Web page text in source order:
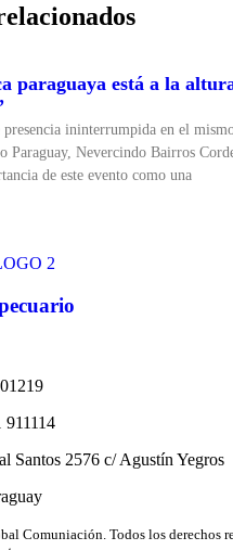
paraguaya está a la
presencia ininterrumpida en el
Paraguay, Nevercindo Bairros
de este evento como una
Santos 2576 c/ Agustín Yegros
Comuniación. Todos los derechos